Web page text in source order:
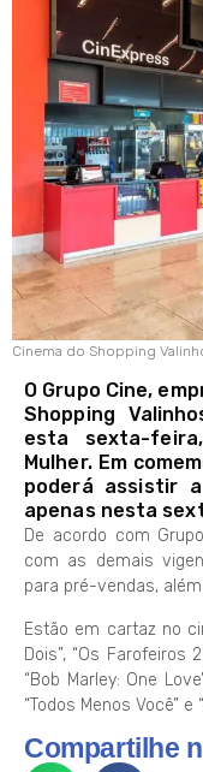
Cinema do Shopping
O Grupo Cine,
Shopping
esta sexta-
Mulher. Em
poderá assistir
apenas nesta
De acordo com
com as demais
para pré-vendas,
Estão em cartaz no
Dois”, “Os Farofeiros
“Bob Marley: One
“Todos Menos Você” e
Compartilhe